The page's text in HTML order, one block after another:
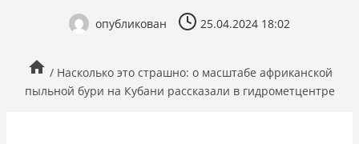
опубликован 25.04.2024 18:02
/ Насколько это страшно: о масштабе африканской
пыльной бури на Кубани рассказали в гидрометцентре